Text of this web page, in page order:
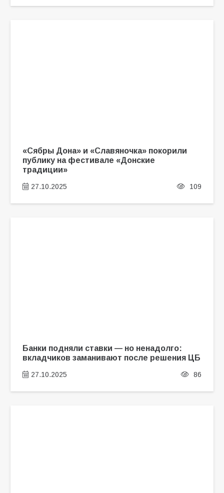
«Сябры Дона» и «Славяночка» покорили
публику на фестивале «Донские
традиции»
27.10.2025 109
Банки подняли ставки — но ненадолго:
вкладчиков заманивают после решения ЦБ
27.10.2025 86